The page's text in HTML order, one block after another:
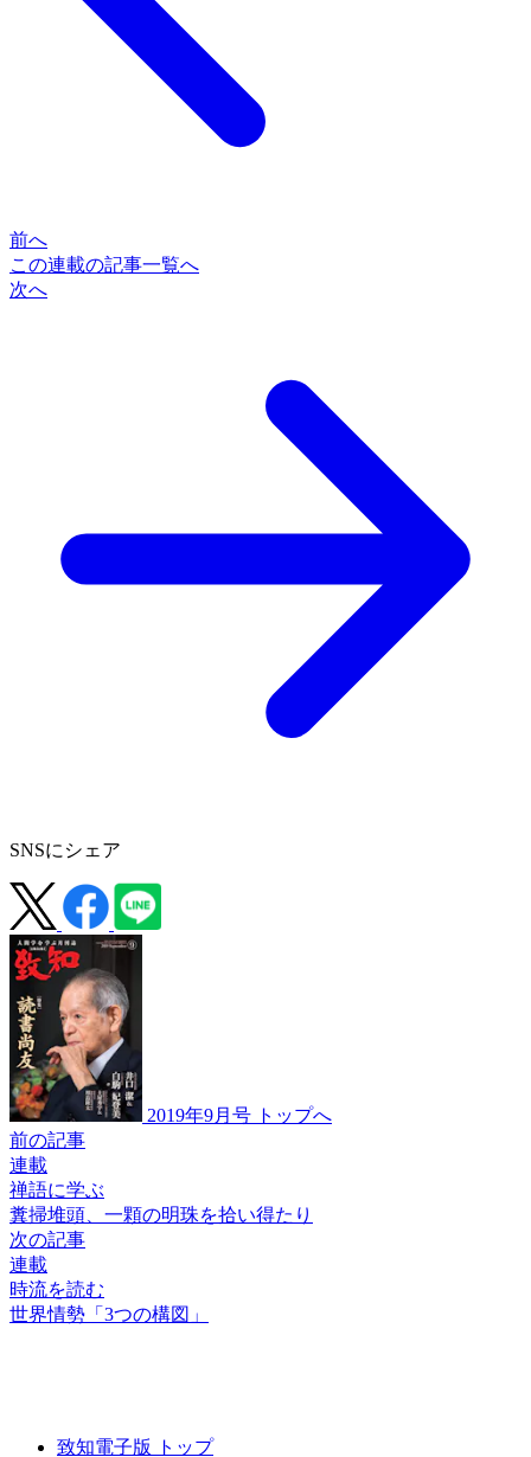
前へ
この連載の記事一覧へ
次へ
SNSにシェア
2019年9月号 トップへ
前の記事
連載
禅語に学ぶ
糞掃堆頭、 一顆の明珠を拾い得たり
次の記事
連載
時流を読む
世界情勢「3つの構図」
致知電子版 トップ